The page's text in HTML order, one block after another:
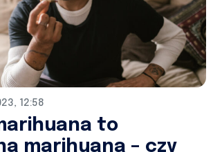
12:58
to
marihuana – czy